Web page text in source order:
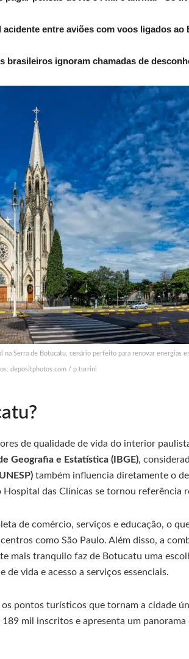
entre aviões com voos ligados ao
brasileiros ignoram chamadas de
Serra de Botucatu, cenário perfeito para renovar energias
depositphotos.com / p.turrini
de qualidade de vida do interior
Geografia e Estatística (IBGE),
também influencia diretamente o
Hospital das Clínicas se tornou referência
de comércio, serviços e educação, o
como São Paulo. Além disso, a
mais tranquilo faz de Botucatu uma
vida e acesso a serviços essenciais.
pontos turísticos que tornam a cidade
mil inscritos e apresenta um